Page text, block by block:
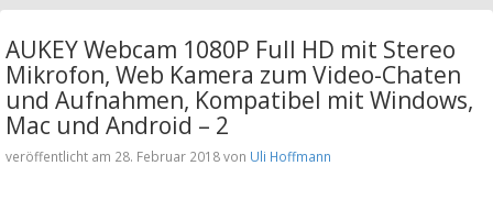
AUKEY Webcam 1080P Full HD mit Stereo
Mikrofon, Web Kamera zum Video-Chaten
und Aufnahmen, Kompatibel mit Windows,
Mac und Android – 2
veröffentlicht am 28. Februar 2018 von Uli Hoffmann